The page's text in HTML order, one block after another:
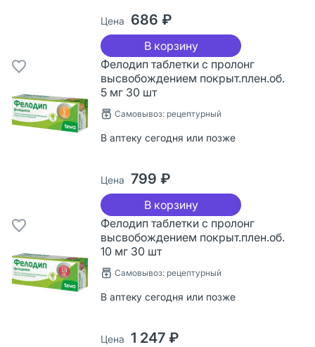
Цена 686 ₽
В корзину
Фелодип таблетки с пролонг
высвобождением покрыт.плен.об.
5 мг 30 шт
Самовывоз: рецептурный
В аптеку сегодня или позже
Цена 799 ₽
В корзину
Фелодип таблетки с пролонг
высвобождением покрыт.плен.об.
10 мг 30 шт
Самовывоз: рецептурный
В аптеку сегодня или позже
Цена 1 247 ₽